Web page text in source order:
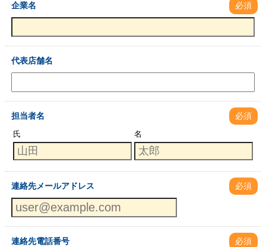
企業名 必須
代表店舗名
担当者名 必須
氏 名
連絡先メールアドレス 必須
連絡先電話番号 必須